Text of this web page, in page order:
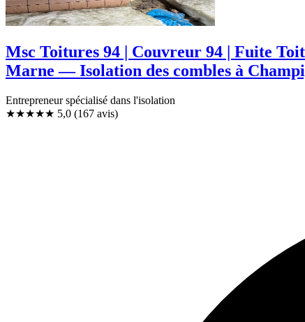
Msc Toitures 94 | Couvreur 94 | Fuite
Marne — Isolation des combles à
Entrepreneur spécialisé dans l'isolation
★★★★★ 5,0 (167 avis)